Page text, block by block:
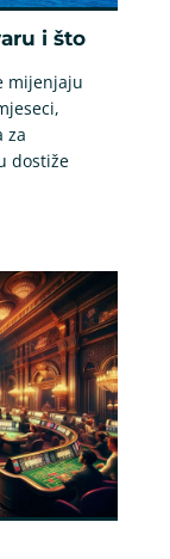
i što
mijenjaju
za
dostiže